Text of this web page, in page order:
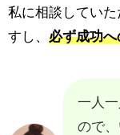
私に相談していた
すし、 必ず成功
一人
ので